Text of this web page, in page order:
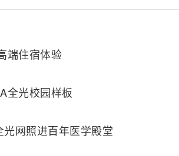
端住宿体验
全光校园样板
网照进百年医学殿堂